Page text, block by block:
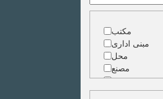
مكتب
مبنى ادارى
محل
مصنع
مخزن
ارض خدمات